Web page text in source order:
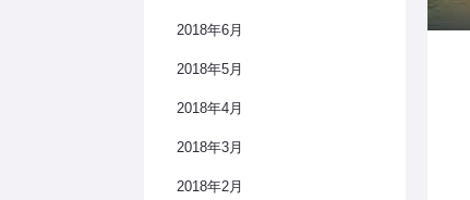
2018年6月
2018年5月
2018年4月
2018年3月
2018年2月